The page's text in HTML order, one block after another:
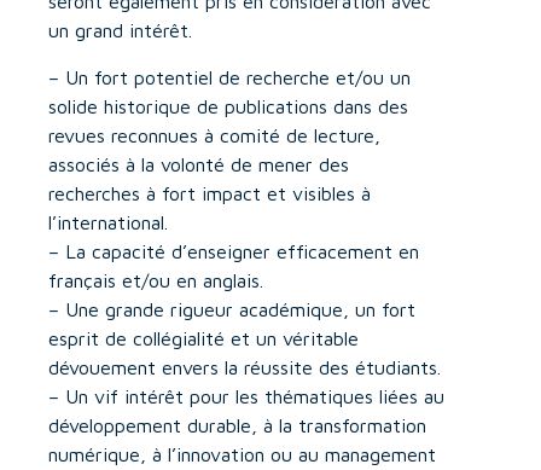
un grand intérêt.
– Un fort potentiel de recherche et/ou un
solide historique de publications dans des
revues reconnues à comité de lecture,
associés à la volonté de mener des
recherches à fort impact et visibles à
l’international.
– La capacité d’enseigner efficacement en
français et/ou en anglais.
– Une grande rigueur académique, un fort
esprit de collégialité et un véritable
dévouement envers la réussite des étudiants.
– Un vif intérêt pour les thématiques liées au
développement durable, à la transformation
numérique, à l’innovation ou au management